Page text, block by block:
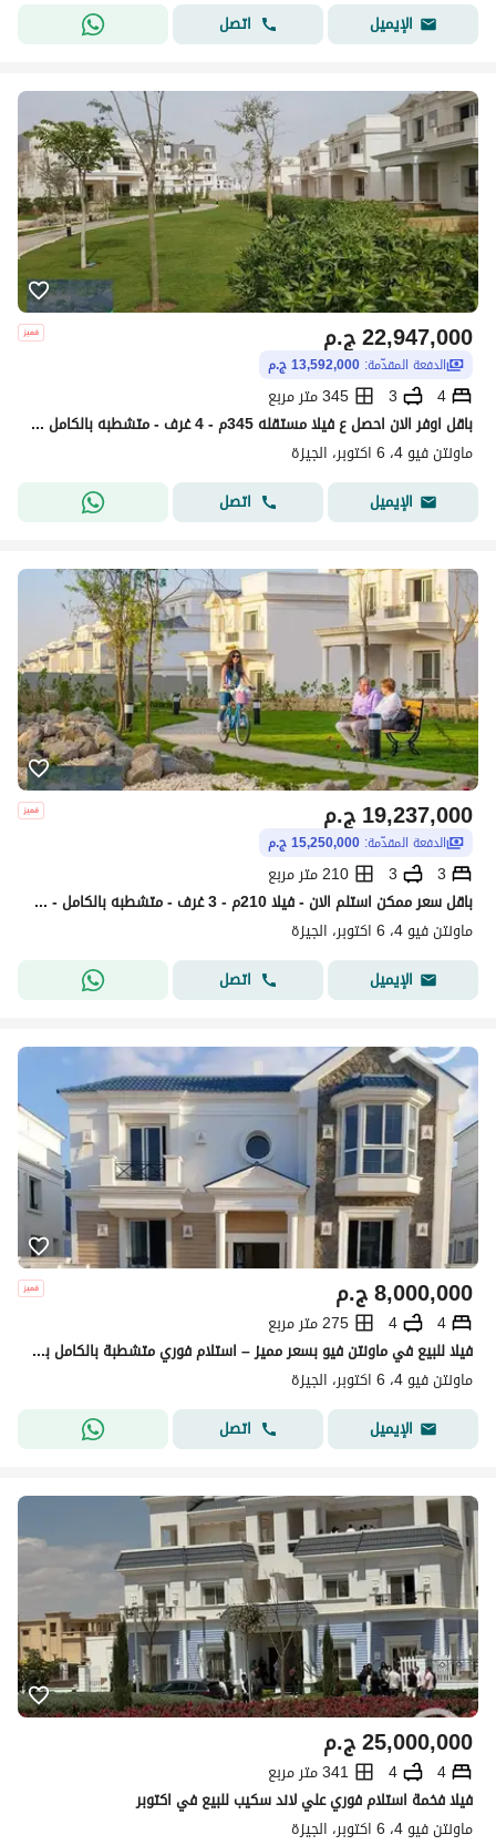
الإيميل
اتصل
ج.م22,947,000
الدفعة المقدّمة: 13,592,000 ج.م
4
3
345 متر مربع
باقل اوفر الان احصل ع فيلا مستقله 345م - 4 غرف - متشطبه بالكامل - استلم فورا ف ماونتن فيو 4 _ Mountain view 4
ماونتن فيو 4، 6 اكتوبر، الجيزة
الإيميل
اتصل
ج.م19,237,000
الدفعة المقدّمة: 15,250,000 ج.م
3
3
210 متر مربع
باقل سعر ممكن استلم الان - فيلا 210م - 3 غرف - متشطبه بالكامل - باقساط مرنه ف ماونتن فيو 4 _ Mountain View 4
ماونتن فيو 4، 6 اكتوبر، الجيزة
الإيميل
اتصل
ج.م8,000,000
4
4
275 متر مربع
فيلا للبيع في ماونتن فيو بسعر مميز – استلام فوري متشطبة بالكامل بالقرب من المتحف المصري
ماونتن فيو 4، 6 اكتوبر، الجيزة
الإيميل
اتصل
ج.م25,000,000
4
4
341 متر مربع
فيلا فخمة استلام فوري علي لاند سكيب للبيع في اكتوبر
ماونتن فيو 4، 6 اكتوبر، الجيزة